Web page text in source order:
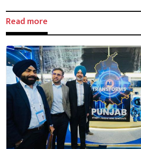
Read more